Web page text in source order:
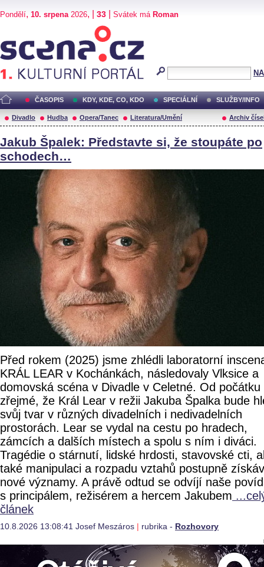
Pondělí, 10. srpena2026, | 33 Svátek má Roman
ČASOPIS KDY, KDE, CO, KDO SPECIÁLNÍ SLUŽBY/INFO
Divadlo Hudba Opera/Tanec Literatura/Umění Archiv
Jakub Špalek: Představte si, že stoupáte po
schodech…
Před rokem (2025) jsme zhlédli laboratorní
KRÁL LEAR v Kochánkách, následovaly Vlksice a
domovská scéna v Divadle v Celetné. Od počátku
zřejmé, že Král Lear v režii Jakuba Špalka bude
svůj tvar v různých divadelních i nedivadelních
prostorách. Lear se vydal na cestu po hradech,
zámcích a dalších místech a spolu s ním i diváci.
Tragédie o stárnutí, lidské hrdosti, stavovské cti,
také manipulaci a rozpadu vztahů postupně
nové významy. A právě odtud se odvíjí naše
s principálem, režisérem a hercem Jakubem
článek
10.8.2026 13:08:41 Josef Meszáros rubrika - Rozhovory